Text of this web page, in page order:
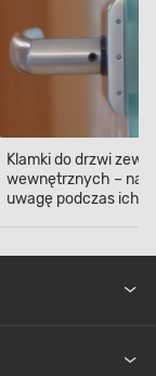
Klamki do drzwi
wewnętrznych – na
uwagę podczas ich